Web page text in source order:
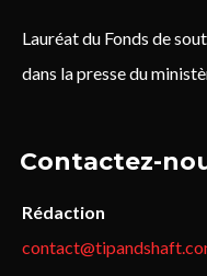
Lauréat du Fonds de
dans la presse du
Contactez-
Rédaction